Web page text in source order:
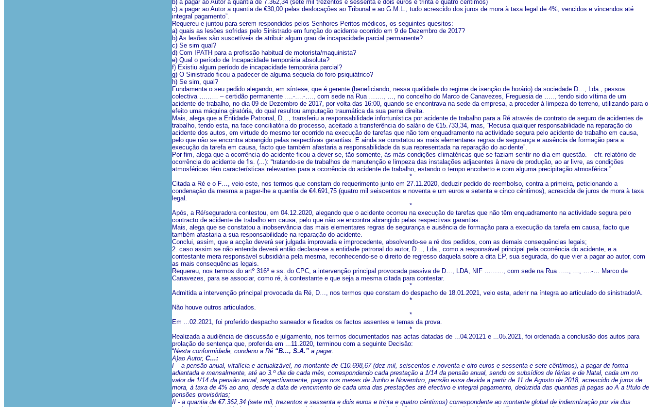
b) a pagar ao Autor a quantia de 7.362,34 (sete mil trezentos e sessenta e dois euros e trinta e quatro cêntimos)
c) a pagar ao Autor a quantia de €30,00 pelas deslocações ao Tribunal e ao G.M.L., tudo acrescido dos juros de mora à taxa legal de 4%, vencidos e vincendos até
integral pagamento”.
Requereu e juntou para serem respondidos pelos Senhores Peritos médicos, os seguintes quesitos:
a) quais as lesões sofridas pelo Sinistrado em função do acidente ocorrido em 9 de Dezembro de 2017?
b) As lesões são suscetíveis de atribuir algum grau de incapacidade parcial permanente?
c) Se sim qual?
d) Com IPATH para a profissão habitual de motorista/maquinista?
e) Qual o período de Incapacidade temporária absoluta?
f) Existiu algum período de incapacidade temporária parcial?
g) O Sinistrado ficou a padecer de alguma sequela do foro psiquiátrico?
h) Se sim, qual?
Fundamenta o seu pedido alegando, em síntese, que é gerente (beneficiando, nessa qualidade do regime de isenção de horário) da sociedade D…, Lda., pessoa
colectiva ……… – certidão permanente ….-….-…., com sede na Rua ……., …, no concelho do Marco de Canavezes, Freguesia de ….., tendo sido vítima de um
acidente de trabalho, no dia 09 de Dezembro de 2017, por volta das 16:00, quando se encontrava na sede da empresa, a proceder à limpeza do terreno, utilizando para o
efeito uma máquina giratória, do qual resultou amputação traumática da sua perna direita.
Mais, alega que a Entidade Patronal, D…, transferiu a responsabilidade infortunística por acidente de trabalho para a Ré através de contrato de seguro de acidentes de
trabalho, tendo esta, na face conciliatória do processo, aceitado a transferência do salário de €15.733,34, mas, “Recusa qualquer responsabilidade na reparação do
acidente dos autos, em virtude do mesmo ter ocorrido na execução de tarefas que não tem enquadramento na actividade segura pelo acidente de trabalho em causa,
pelo que não se encontra abrangido pelas respectivas garantias. E ainda se constatou as mais elementares regras de segurança e ausência de formação para a
execução da tarefa em causa, facto que também afastaria a responsabilidade da sua representada na reparação do acidente”.
Por fim, alega que a ocorrência do acidente ficou a dever-se, tão somente, às más condições climatéricas que se faziam sentir no dia em questão. – cfr. relatório de
ocorrência do acidente de fls. (...): “tratando-se de trabalhos de manutenção e limpeza das instalações adjacentes à nave de produção, ao ar livre, as condições
atmosféricas têm características relevantes para a ocorrência do acidente de trabalho, estando o tempo encoberto e com alguma precipitação atmosférica.”.
*
Citada a Ré e o F…, veio este, nos termos que constam do requerimento junto em 27.11.2020, deduzir pedido de reembolso, contra a primeira, peticionando a
condenação da mesma a pagar-lhe a quantia de €4.691,75 (quatro mil seiscentos e noventa e um euros e setenta e cinco cêntimos), acrescida de juros de mora à taxa
legal.
*
Após, a Ré/seguradora contestou, em 04.12.2020, alegando que o acidente ocorreu na execução de tarefas que não têm enquadramento na actividade segura pelo
contracto de acidente de trabalho em causa, pelo que não se encontra abrangido pelas respectivas garantias.
Mais, alega que se constatou a inobservância das mais elementares regras de segurança e ausência de formação para a execução da tarefa em causa, facto que
também afastaria a sua responsabilidade na reparação do acidente.
Conclui, assim, que a acção deverá ser julgada improvada e improcedente, absolvendo-se a ré dos pedidos, com as demais consequências legais;
2. caso assim se não entenda deverá então declarar-se a entidade patronal do autor, D…, Lda., como a responsável principal pela ocorrência do acidente, e a
contestante mera responsável subsidiária pela mesma, reconhecendo-se o direito de regresso daquela sobre a dita EP, sua segurada, do que vier a pagar ao autor, com
as mais consequências legais.
Requereu, nos termos do artº 316º e ss. do CPC, a intervenção principal provocada passiva de D…, LDA, NIF ………, com sede na Rua ….., …, ….-… Marco de
Canavezes, para se associar, como ré, à contestante e que seja a mesma citada para contestar.
*
Admitida a intervenção principal provocada da Ré, D…, nos termos que constam do despacho de 18.01.2021, veio esta, aderir na íntegra ao articulado do sinistrado/A.
*
Não houve outros articulados.
*
Em ...02.2021, foi proferido despacho saneador e fixados os factos assentes e temas da prova.
*
Realizada a audiência de discussão e julgamento, nos termos documentados nas actas datadas de ...04.20121 e ...05.2021, foi ordenada a conclusão dos autos para
prolação de sentença que, proferida em ...11.2020, terminou com a seguinte Decisão:
“Nesta conformidade, condeno a Ré “B…, S.A.” a pagar:
A)ao Autor, C…:
I – a pensão anual, vitalícia e actualizável, no montante de €10.698,67 (dez mil, seiscentos e noventa e oito euros e sessenta e sete cêntimos), a pagar de forma
adiantada e mensalmente, até ao 3.º dia de cada mês, correspondendo cada prestação a 1/14 da pensão anual, sendo os subsídios de férias e de Natal, cada um no
valor de 1/14 da pensão anual, respectivamente, pagos nos meses de Junho e Novembro, pensão essa devida a partir de 11 de Agosto de 2018, acrescido de juros de
mora, à taxa de 4% ao ano, desde a data de vencimento de cada uma das prestações até efectivo e integral pagamento, deduzida das quantias já pagas ao A a título de
pensões provisórias;
II - a quantia de €7.362,34 (sete mil, trezentos e sessenta e dois euros e trinta e quatro cêntimos) correspondente ao montante global de indemnização por via dos